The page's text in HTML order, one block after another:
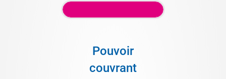
Pouvoir
couvrant